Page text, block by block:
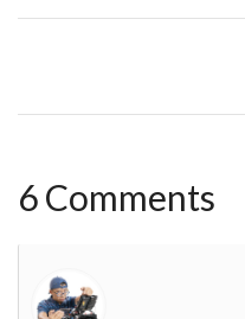
6 Comments